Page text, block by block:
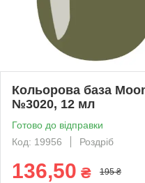
Кольорова база
№3020, 12 мл
Готово до відправки
Код: 19956
Роздріб
136,50 ₴ 195 ₴